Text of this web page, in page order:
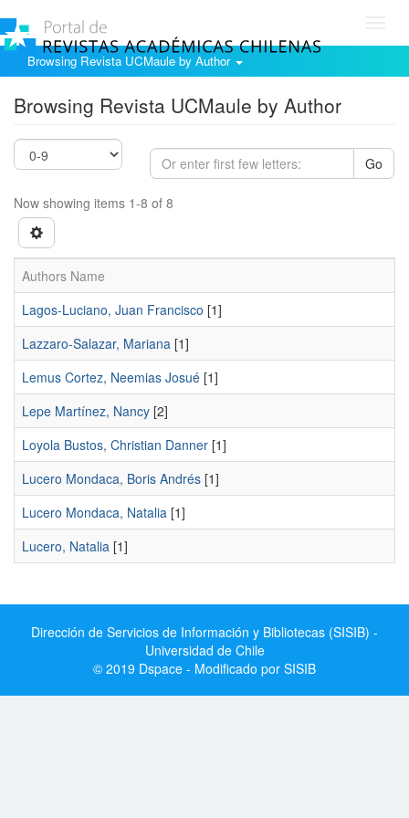
Browsing Revista UCMaule by Author
Browsing Revista UCMaule by Author
Go
Now showing items 1-8 of 8
Authors Name
Lagos-Luciano, Juan Francisco [1]
Lazzaro-Salazar, Mariana [1]
Lemus Cortez, Neemias Josué [1]
Lepe Martínez, Nancy [2]
Loyola Bustos, Christian Danner [1]
Lucero Mondaca, Boris Andrés [1]
Lucero Mondaca, Natalia [1]
Lucero, Natalia [1]
Dirección de Servicios de Información y Bibliotecas (SISIB) -
Universidad de Chile
© 2019 Dspace - Modificado por SISIB